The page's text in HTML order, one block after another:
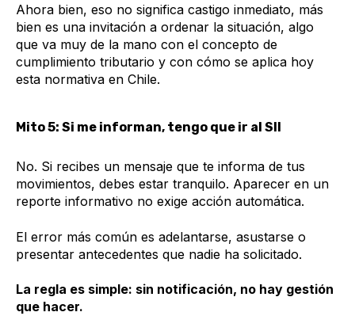
Ahora bien, eso no significa castigo inmediato, más
bien es una invitación a ordenar la situación, algo
que va muy de la mano con el concepto de
cumplimiento tributario y con cómo se aplica hoy
esta normativa en Chile.
Mito 5: Si me informan, tengo que ir al SII
No. Si recibes un mensaje que te informa de tus
movimientos, debes estar tranquilo. Aparecer en un
reporte informativo no exige acción automática.
El error más común es adelantarse, asustarse o
presentar antecedentes que nadie ha solicitado.
La regla es simple: sin notificación, no hay gestión
que hacer.